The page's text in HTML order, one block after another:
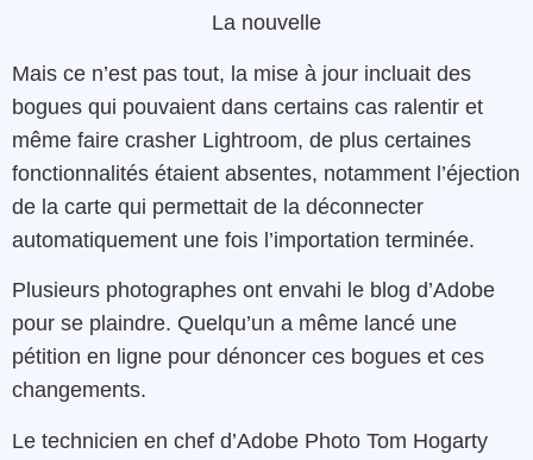
La nouvelle
Mais ce n’est pas tout, la mise à jour incluait des
bogues qui pouvaient dans certains cas ralentir et
même faire crasher Lightroom, de plus certaines
fonctionnalités étaient absentes, notamment l’éjection
de la carte qui permettait de la déconnecter
automatiquement une fois l’importation terminée.
Plusieurs photographes ont envahi le blog d’Adobe
pour se plaindre. Quelqu’un a même lancé une
pétition en ligne pour dénoncer ces bogues et ces
changements.
Le technicien en chef d’Adobe Photo Tom Hogarty